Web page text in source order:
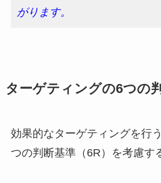
がります。
ターゲティングの6つの
効果的なターゲティングを行
つの判断基準（6R）を考慮す